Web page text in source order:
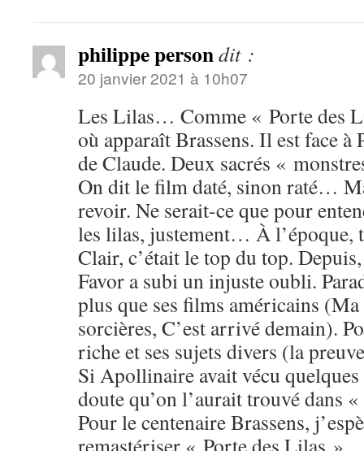
philippe persondit :
20 janvier 2021 à 10h07
Les Lilas… Comme « Porte des
où apparaît Brassens. Il est face à
de Claude. Deux sacrés «
On dit le film daté, sinon raté…
revoir. Ne serait-ce que pour
les lilas, justement… À l’époque,
Clair, c’était le top du top.
Favor a subi un injuste oubli.
plus que ses films américains
sorcières, C’est arrivé demain).
riche et ses sujets divers (la
Si Apollinaire avait vécu
doute qu’on l’aurait trouvé dans
Pour le centenaire Brassens,
remastériser « Porte des Lilas »…